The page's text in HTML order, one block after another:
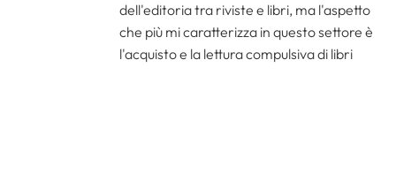
dell'editoria tra riviste e libri, ma l'aspetto
che più mi caratterizza in questo settore è
l'acquisto e la lettura compulsiva di libri